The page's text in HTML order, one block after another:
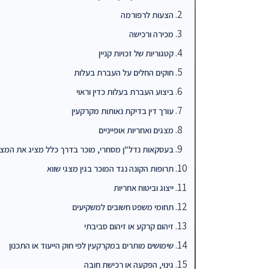
הצעות לרפורמה
מכירה ורכישה
קטגוריות של זכויות קניין
חוקים החלים על העברת בעלות
ביצוע העברת בעלות כדין וראוי
עורך דין בדיקת נאותות מקרקעין
מצגים ואחריות אופייניים
בעסקאות נדל"ן מסחרי, מוכר בדרך כלל מציג את
תרופות הקונה נגד המוכר בגין מצגי שווא
ייצוג וביטוח אחריות
תחומי משפט חשובים למשקיעים
זיהום קרקע או זיהום סביבתי
שימושים מותרים במקרקעין לפי חוק הייעוד או התכנון
גינוי, הפקעה או רכישת חובה